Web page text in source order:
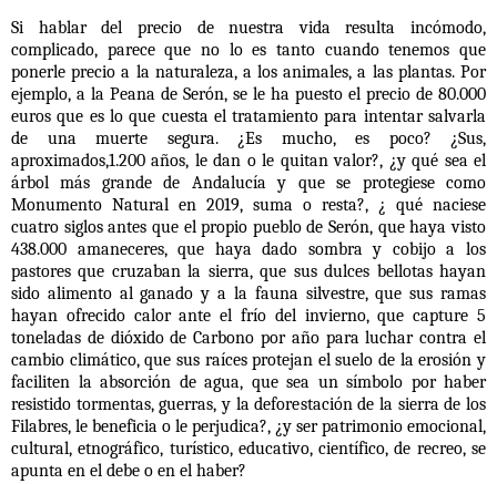
Si hablar del precio de nuestra vida resulta incómodo,
complicado, parece que no lo es tanto cuando tenemos que
ponerle precio a la naturaleza, a los animales, a las plantas. Por
ejemplo, a la Peana de Serón, se le ha puesto el precio de 80.000
euros que es lo que cuesta el tratamiento para intentar salvarla
de una muerte segura. ¿Es mucho, es poco? ¿Sus,
aproximados,1.200 años, le dan o le quitan valor?, ¿y qué sea el
árbol más grande de Andalucía y que se protegiese como
Monumento Natural en 2019, suma o resta?, ¿ qué naciese
cuatro siglos antes que el propio pueblo de Serón, que haya visto
438.000 amaneceres, que haya dado sombra y cobijo a los
pastores que cruzaban la sierra, que sus dulces bellotas hayan
sido alimento al ganado y a la fauna silvestre, que sus ramas
hayan ofrecido calor ante el frío del invierno, que capture 5
toneladas de dióxido de Carbono por año para luchar contra el
cambio climático, que sus raíces protejan el suelo de la erosión y
faciliten la absorción de agua, que sea un símbolo por haber
resistido tormentas, guerras, y la deforestación de la sierra de los
Filabres, le beneficia o le perjudica?, ¿y ser patrimonio emocional,
cultural, etnográfico, turístico, educativo, científico, de recreo, se
apunta en el debe o en el haber?